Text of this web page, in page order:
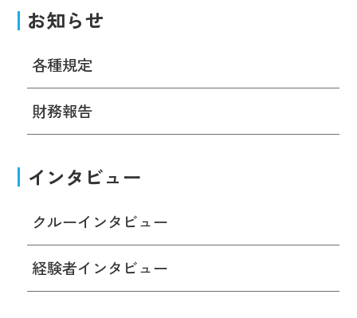
お知らせ
各種規定
財務報告
インタビュー
クルーインタビュー
経験者インタビュー